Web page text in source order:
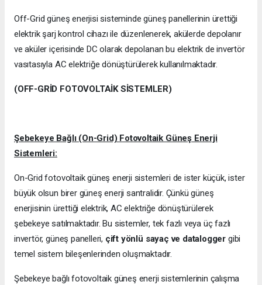
Off-Grid güneş enerjisi sisteminde güneş panellerinin ürettiği
elektrik şarj kontrol cihazı ile düzenlenerek, akülerde depolanır
ve aküler içerisinde DC olarak depolanan bu elektrik de invertör
vasıtasıyla AC elektriğe dönüştürülerek kullanılmaktadır.
(OFF-GRİD FOTOVOLTAİK SİSTEMLER)
Şebekeye Bağlı (On-Grid) Fotovoltaik Güneş Enerji
Sistemleri:
On-Grid fotovoltaik güneş enerji sistemleri de ister küçük, ister
büyük olsun birer güneş enerji santralidir. Çünkü güneş
enerjisinin ürettiği elektrik, AC elektriğe dönüştürülerek
şebekeye satılmaktadır. Bu sistemler, tek fazlı veya üç fazlı
invertör, güneş panelleri, çift yönlü sayaç ve datalogger gibi
temel sistem bileşenlerinden oluşmaktadır.
Şebekeye bağlı fotovoltaik güneş enerji sistemlerinin çalışma